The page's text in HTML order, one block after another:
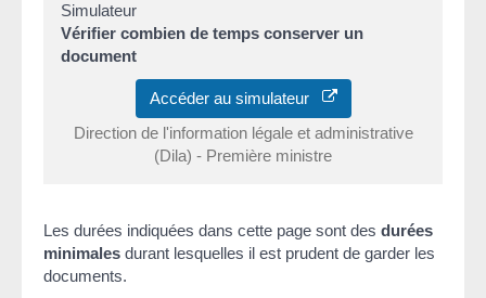
Simulateur
Vérifier combien de temps conserver un
document
Accéder au simulateur
Direction de l'information légale et administrative
(Dila) - Première ministre
Les durées indiquées dans cette page sont des durées
minimales durant lesquelles il est prudent de garder les
documents.